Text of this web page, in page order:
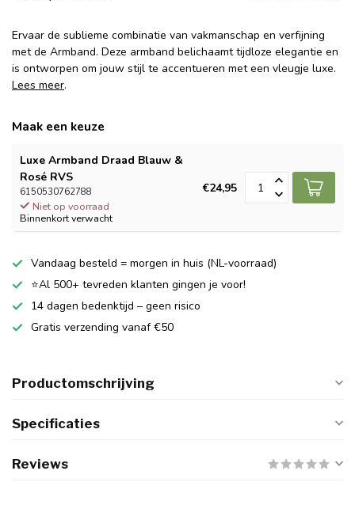
Ervaar de sublieme combinatie van vakmanschap en verfijning
met de Armband. Deze armband belichaamt tijdloze elegantie en
is ontworpen om jouw stijl te accentueren met een vleugje luxe.
Lees meer.
Maak een keuze
Luxe Armband Draad Blauw &
Rosé RVS
6150530762788
Niet op voorraad
Binnenkort verwacht
€24,95
Vandaag besteld = morgen in huis (NL-voorraad)
⭐Al 500+ tevreden klanten gingen je voor!
14 dagen bedenktijd – geen risico
Gratis verzending vanaf €50
Productomschrijving
Specificaties
Reviews